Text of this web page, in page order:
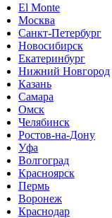
El Monte
Москва
Санкт-Петербург
Новосибирск
Екатеринбург
Нижний Новгород
Казань
Самара
Омск
Челябинск
Ростов-на-Дону
Уфа
Волгоград
Красноярск
Пермь
Воронеж
Краснодар